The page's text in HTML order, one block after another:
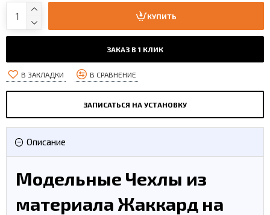
КУПИТЬ
ЗАКАЗ В 1 КЛИК
В ЗАКЛАДКИ В СРАВНЕНИЕ
ЗАПИСАТЬСЯ НА УСТАНОВКУ
Описание
Модельные Чехлы из
материала Жаккард на